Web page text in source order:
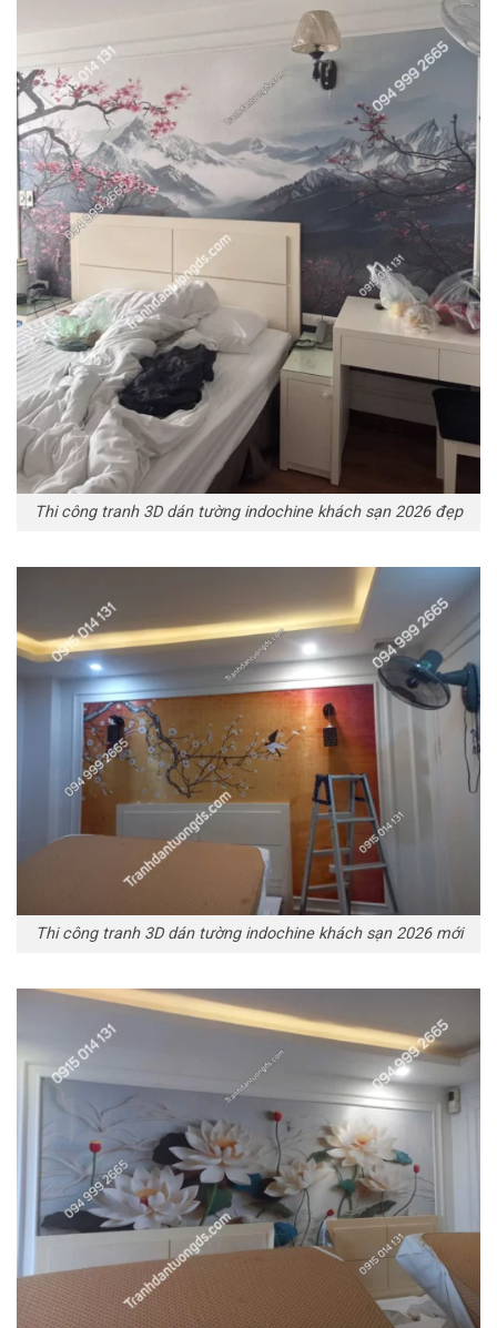
Thi công tranh 3D dán tường indochine khách sạn 2026 đẹp
Thi công tranh 3D dán tường indochine khách sạn 2026 mới